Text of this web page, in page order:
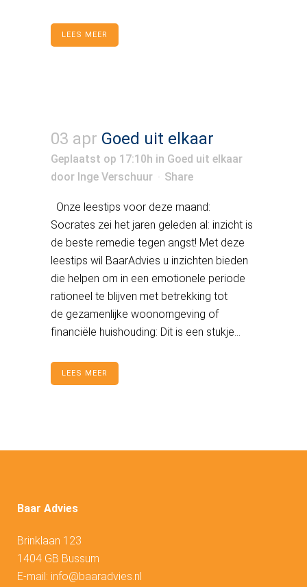
LEES MEER
03 apr Goed uit elkaar
Geplaatst op 17:10h in Goed uit elkaar
door Inge Verschuur Share
Onze leestips voor deze maand:
Socrates zei het jaren geleden al: inzicht is
de beste remedie tegen angst! Met deze
leestips wil BaarAdvies u inzichten bieden
die helpen om in een emotionele periode
rationeel te blijven met betrekking tot
de gezamenlijke woonomgeving of
financiële huishouding: Dit is een stukje...
LEES MEER
Baar Advies
Brinklaan 123
1404 GB Bussum
E-mail: info@baaradvies.nl